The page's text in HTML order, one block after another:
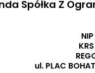
Spółka Z
ul. PLAC